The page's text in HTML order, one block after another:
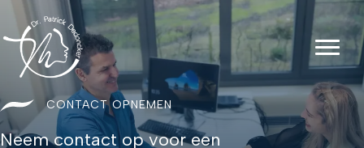
CONTACT OPNEMEN
Neem contact op voor een